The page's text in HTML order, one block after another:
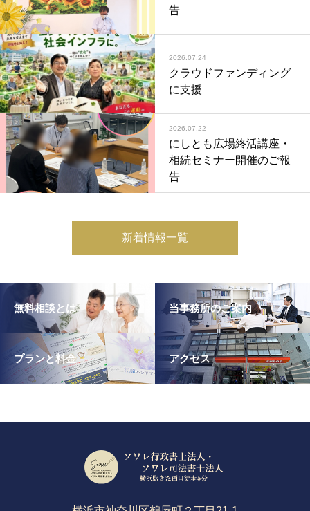
告
2026.07.24
クラウドファンディング
に支援
2026.07.22
にしとも広場終活講座・
相続セミナー開催のご報
告
新着情報一覧
無料相談とは 当事務所のご案内
プランと料金 アクセス